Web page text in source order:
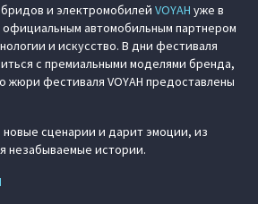
и электромобилей VOYAH уже в
официальным автомобильным партнером
и искусство. В дни фестиваля
с премиальными моделями бренда,
жюри фестиваля VOYAH предоставлены
новые сценарии и дарит эмоции, из
незабываемые истории.